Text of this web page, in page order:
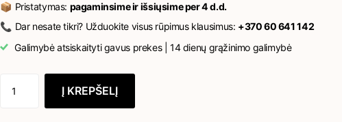
📦 Pristatymas: pagaminsime ir išsiųsime per 4 d.d.
📞 Dar nesate tikri? Užduokite visus rūpimus klausimus: +370 60 641 142
Galimybė atsiskaityti gavus prekes | 14 dienų grąžinimo galimybė
Į KREPŠELĮ